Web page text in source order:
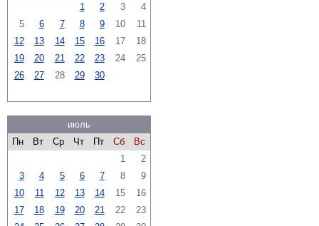
1
2 3
4
5
6 7 8 9 10
11
12
13 14 15 16 17
18
19
20 21 22 23 24
25
26
27 28 29 30
июль
Пн
Вт Ср Чт Пт Сб
Вс
1
2
3
4 5 6 7 8
9
10
11 12 13 14 15
16
17
18 19 20 21 22
23